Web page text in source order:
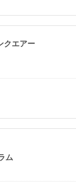
クエアー
ム